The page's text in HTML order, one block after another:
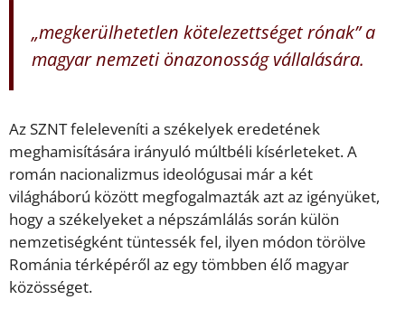
„megkerülhetetlen kötelezettséget rónak” a
magyar nemzeti önazonosság vállalására.
Az SZNT feleleveníti a székelyek eredetének
meghamisítására irányuló múltbéli kísérleteket. A
román nacionalizmus ideológusai már a két
világháború között megfogalmazták azt az igényüket,
hogy a székelyeket a népszámlálás során külön
nemzetiségként tüntessék fel, ilyen módon törölve
Románia térképéről az egy tömbben élő magyar
közösséget.